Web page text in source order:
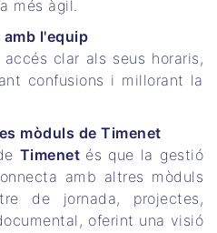
més àgil.
l'equip
clar als seus horaris,
confusions i millorant la
mòduls de Timenet
Timenet és que la gestió
amb altres mòduls
de jornada, projectes,
oferint una visió